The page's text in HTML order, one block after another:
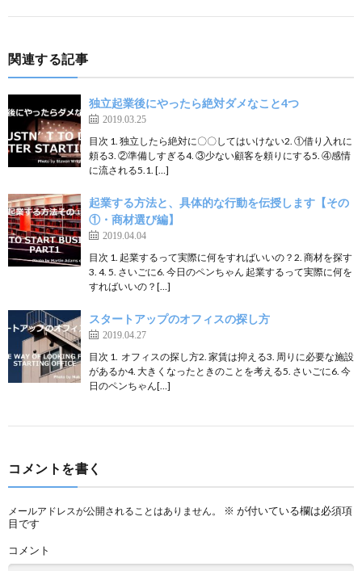
関連する記事
独立起業後にやったら絶対ダメなこと4つ
2019.03.25
目次 1. 独立したら絶対に〇〇してはいけない2. ①借り入れに
頼る3. ②準備しすぎる4. ③少ない顧客を頼りにする5. ④感情
に流される5.1. […]
起業する方法と、具体的な行動を伝授します【その
①・商材選び編】
2019.04.04
目次 1. 起業するって実際に何をすればいいの？2. 商材を探す
3. 4. 5. さいごに6. 今日のペンちゃん 起業するって実際に何を
すればいいの？[…]
スタートアップのオフィスの探し方
2019.04.27
目次 1. オフィスの探し方2. 家賃は抑える3. 周りに必要な施設
があるか4. 大きくなったときのことを考える5. さいごに6. 今
日のペンちゃん[…]
コメントを書く
メールアドレスが公開されることはありません。 ※ が付いている欄は必須項
目です
コメント